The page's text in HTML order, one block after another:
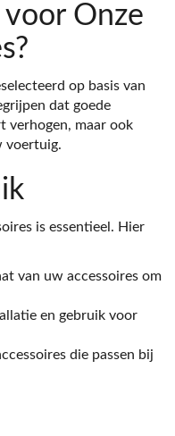
Onze
op basis van
dat goede
verhogen, maar ook
voertuig.
is essentieel. Hier
van uw accessoires om
en gebruik voor
die passen bij